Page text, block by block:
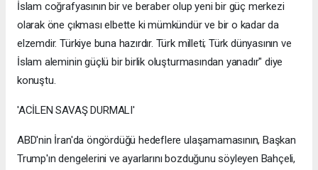
İslam coğrafyasının bir ve beraber olup yeni bir güç merkezi
olarak öne çıkması elbette ki mümkündür ve bir o kadar da
elzemdir. Türkiye buna hazırdır. Türk milleti; Türk dünyasının ve
İslam aleminin güçlü bir birlik oluşturmasından yanadır" diye
konuştu.
'ACİLEN SAVAŞ DURMALI'
ABD'nin İran'da öngördüğü hedeflere ulaşamamasının, Başkan
Trump'ın dengelerini ve ayarlarını bozduğunu söyleyen Bahçeli,